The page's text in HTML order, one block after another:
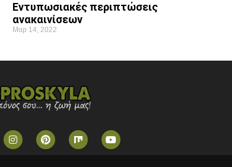
Εντυπωσιακές περιπτώσεις
ανακαινίσεων
Μαρ 14, 2022